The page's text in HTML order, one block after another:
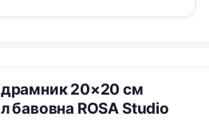
20×20 см
бавовна ROSA Studio